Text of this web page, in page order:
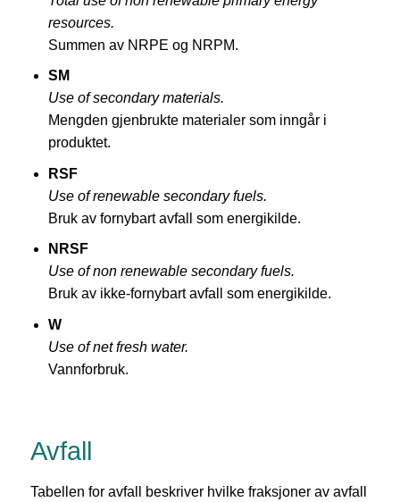
resources.
Summen av NRPE og NRPM.
SM
Use of secondary materials.
Mengden gjenbrukte materialer som inngår i
produktet.
RSF
Use of renewable secondary fuels.
Bruk av fornybart avfall som energikilde.
NRSF
Use of non renewable secondary fuels.
Bruk av ikke-fornybart avfall som energikilde.
W
Use of net fresh water.
Vannforbruk.
Avfall
Tabellen for avfall beskriver hvilke fraksjoner av avfall